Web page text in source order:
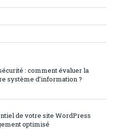
: comment évaluer la
système d’information ?
de votre site WordPress
optimisé